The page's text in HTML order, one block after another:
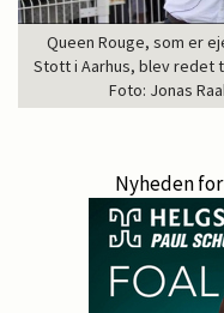
Queen Rouge, som er
Stott i Aarhus, blev redet
Foto: Jonas
Nyheden